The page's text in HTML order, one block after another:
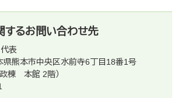
するお問い合わせ先
代表
県熊本市中央区水前寺6丁目18番1号
政棟 本館 2階）